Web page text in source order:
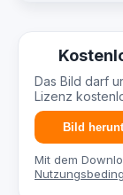
Das Bild darf
Lizenz
Bild
Mit dem